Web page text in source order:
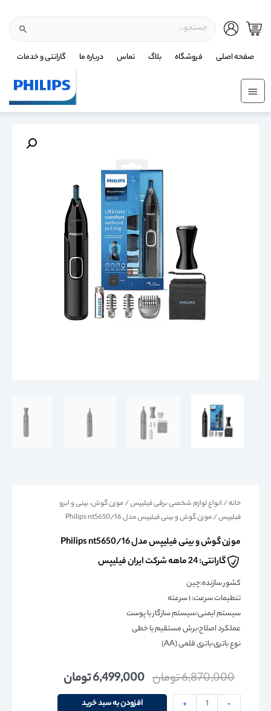
صفحه اصلی فروشگاه بلاگ تماس درباره ما گارانتی و خدمات
خانه/ انواع لوازم شخصی برقی فیلیپس/موزن گوش، بینی و ابرو
فیلیپس/ موزن گوش و بینی فیلیپس مدل Philips nt5650/16
موزن گوش و بینی فیلیپس مدل Philips nt5650/16
گارانتی: 24 ماهه شرکت ایران فیلیپس
کشور سازنده:چین
تنطیمات سرعت: ۱ سرعته
سیستم ایمنی:سیستم سازگار با پوست
عملکرد اصلاح:برش مستقیم یا خطی
نوع باتری:باتری قلمی (AA)
6,870,000تومان 6,499,000تومان
-
+ افزودن به سبد خرید